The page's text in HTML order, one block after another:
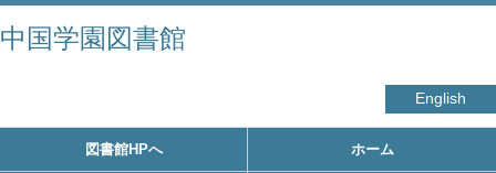
中国学園図書館
English
図書館HPへ ホーム